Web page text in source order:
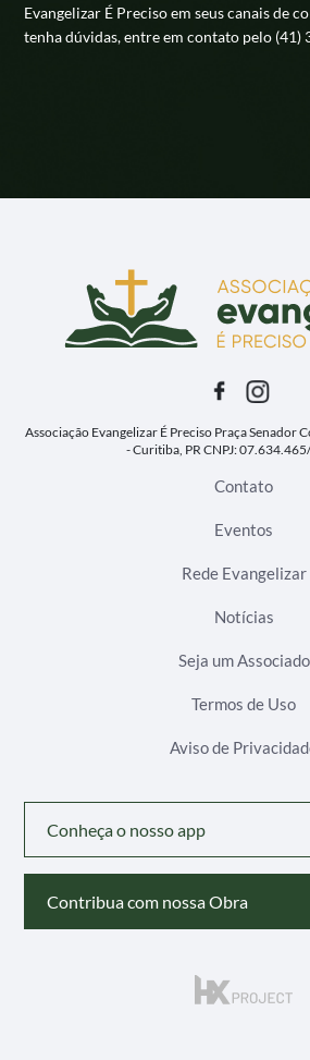
Evangelizar É Preciso em seus canais de
tenha dúvidas, entre em contato pelo (41)
Associação Evangelizar É PrecisoPraça Senador
- Curitiba, PRCNPJ:
Contato
Eventos
Rede Evangelizar
Notícias
Seja um Associado
Termos de Uso
Aviso de
Conheça o nosso app
Contribua com nossa Obra